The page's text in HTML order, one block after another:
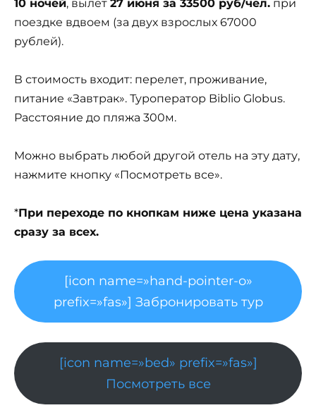
10 ночей, вылет 27 июня за 33500 руб/чел. при
поездке вдвоем (за двух взрослых 67000
рублей).
В стоимость входит: перелет, проживание,
питание «Завтрак». Туроператор Biblio Globus.
Расстояние до пляжа 300м.
Можно выбрать любой другой отель на эту дату,
нажмите кнопку «Посмотреть все».
*При переходе по кнопкам ниже цена указана
сразу за всех.
[icon name=»hand-pointer-o»
prefix=»fas»] Забронировать тур
[icon name=»bed» prefix=»fas»]
Посмотреть все